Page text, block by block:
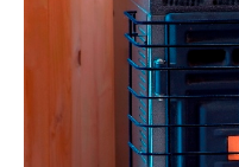
お客様の声
ムービー